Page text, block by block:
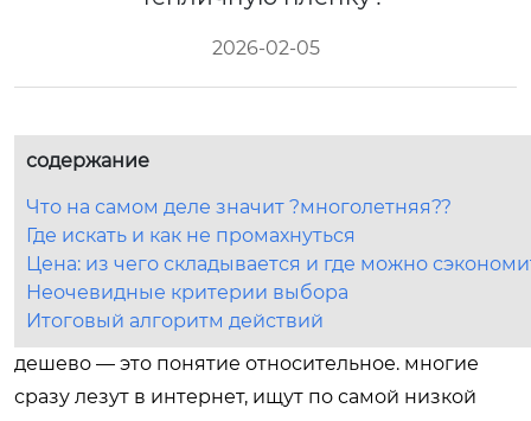
2026-02-05
содержание
Что на самом деле значит ?многолетняя??
Где искать и как не промахнуться
Цена: из чего складывается и где можно
Неочевидные критерии выбора
Итоговый алгоритм действий
дешево — это понятие относительное. многие
сразу лезут в интернет, ищут по самой низкой